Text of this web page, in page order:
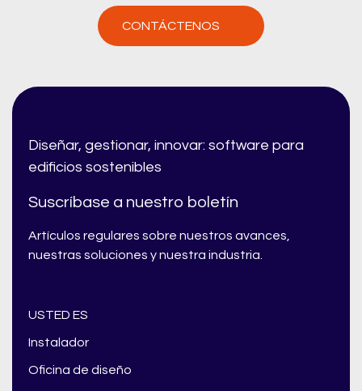
CONTÁCTENOS
Diseñar, gestionar, innovar: software para
edificios sostenibles
Suscríbase a nuestro boletín
Artículos regulares sobre nuestros avances,
nuestras soluciones y nuestra industria.
USTED ES
Instalador
Oficina de diseño